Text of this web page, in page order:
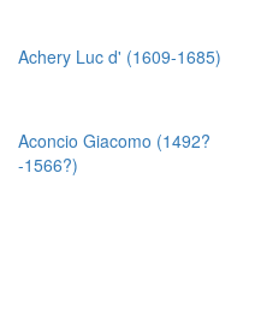
Achery Luc d' (1609-1685)
Aconcio Giacomo (1492?
-1566?)